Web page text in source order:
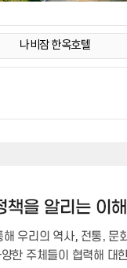
나비잠 한옥호텔